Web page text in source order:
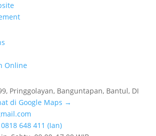
Online
Pringgolayan, Banguntapan, Bantul, DI
di Google Maps →
0818 648 411 (Ian)